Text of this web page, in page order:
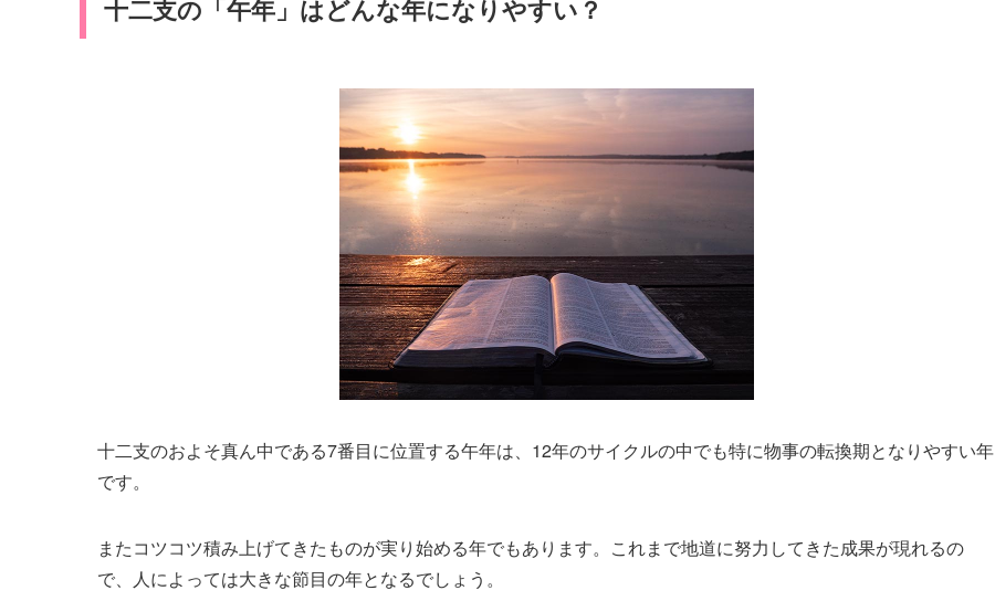
十二支の「午年」はどんな年になりやすい？
十二支のおよそ真ん中である7番目に位置する午年は、12年のサイクルの中でも特に物事の転換期となりやすい年
です。
またコツコツ積み上げてきたものが実り始める年でもあります。これまで地道に努力してきた成果が現れるの
で、人によっては大きな節目の年となるでしょう。